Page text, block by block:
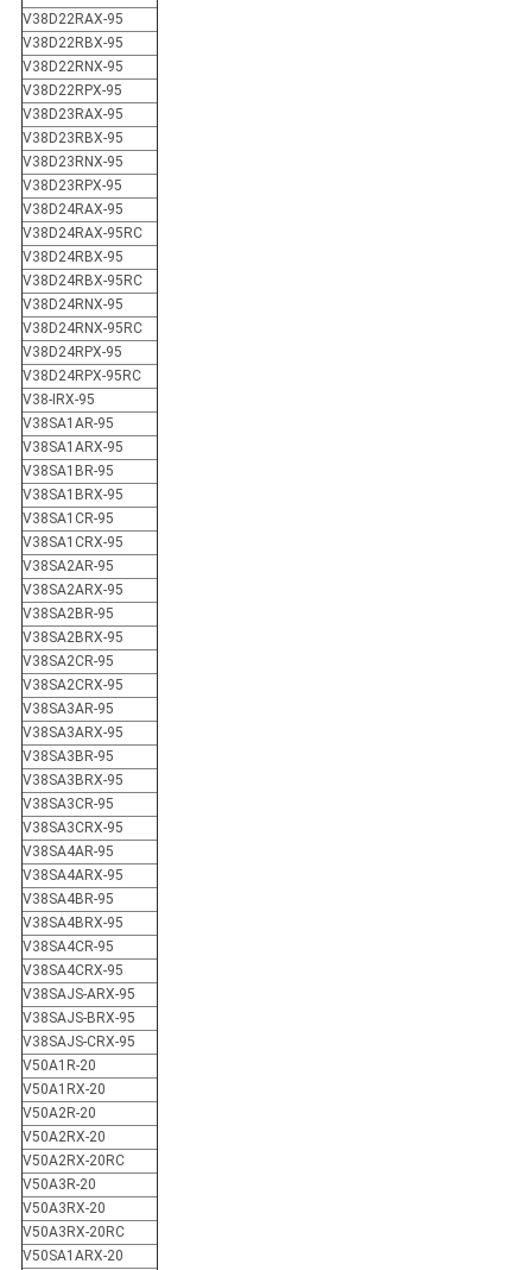
V38D22RAX-95
V38D22RBX-95
V38D22RNX-95
V38D22RPX-95
V38D23RAX-95
V38D23RBX-95
V38D23RNX-95
V38D23RPX-95
V38D24RAX-95
V38D24RAX-95RC
V38D24RBX-95
V38D24RBX-95RC
V38D24RNX-95
V38D24RNX-95RC
V38D24RPX-95
V38D24RPX-95RC
V38-IRX-95
V38SA1AR-95
V38SA1ARX-95
V38SA1BR-95
V38SA1BRX-95
V38SA1CR-95
V38SA1CRX-95
V38SA2AR-95
V38SA2ARX-95
V38SA2BR-95
V38SA2BRX-95
V38SA2CR-95
V38SA2CRX-95
V38SA3AR-95
V38SA3ARX-95
V38SA3BR-95
V38SA3BRX-95
V38SA3CR-95
V38SA3CRX-95
V38SA4AR-95
V38SA4ARX-95
V38SA4BR-95
V38SA4BRX-95
V38SA4CR-95
V38SA4CRX-95
V38SAJS-ARX-95
V38SAJS-BRX-95
V38SAJS-CRX-95
V50A1R-20
V50A1RX-20
V50A2R-20
V50A2RX-20
V50A2RX-20RC
V50A3R-20
V50A3RX-20
V50A3RX-20RC
V50SA1ARX-20